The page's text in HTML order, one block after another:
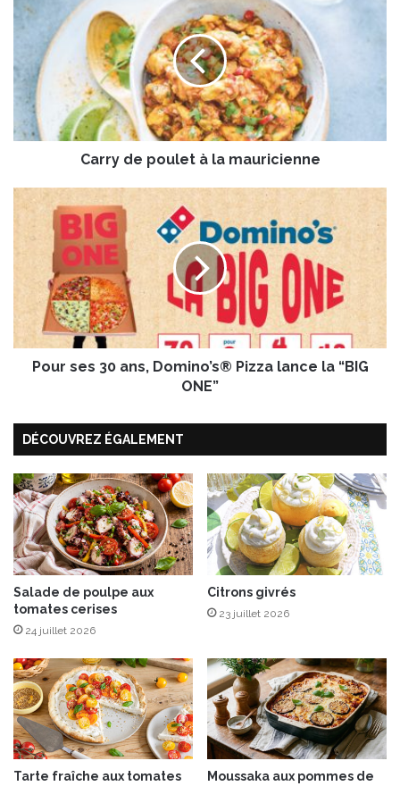
a
y
d
o
r
e
n
e
Carry de poulet à la mauricienne
0
,
o
m
i
n
o
’
s
®
P
i
z
a
l
a
n
c
e
Pour ses 30 ans, Domino’s® Pizza lance la “BIG
ONE”
DÉCOUVREZ ÉGALEMENT
Salade de poulpe aux
tomates cerises
24 juillet 2026
Citrons givrés
23 juillet 2026
Tarte fraîche aux tomates
Moussaka aux pommes de